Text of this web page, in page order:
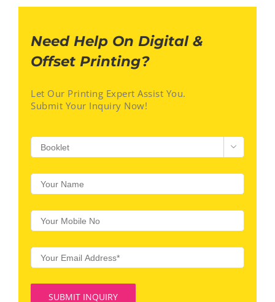
Need Help On Digital &
Offset Printing?
Let Our Printing Expert Assist You.
Submit Your Inquiry Now!
